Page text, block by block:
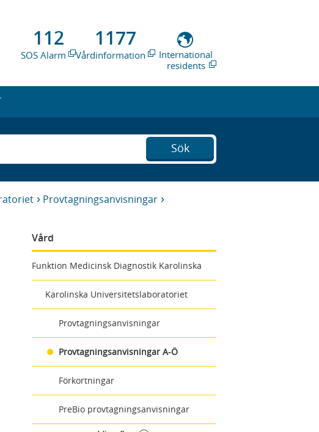
112
SOS Alarm
1177
Vårdinformation
International
residents
Sök
Provtagningsanvisningar
Vård
Funktion Medicinsk Diagnostik Karolinska
Karolinska Universitetslaboratoriet
Provtagningsanvisningar
Provtagningsanvisningar A-Ö
Förkortningar
PreBio provtagningsanvisningar